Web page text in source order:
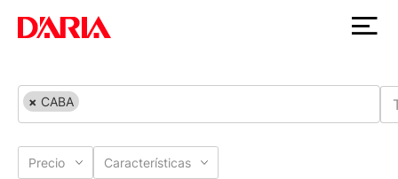
× CABA
Precio Características